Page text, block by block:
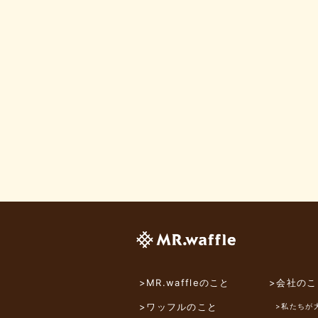
>MR.waffleのこと
>ワッフルのこと
>会社の
>私たちが